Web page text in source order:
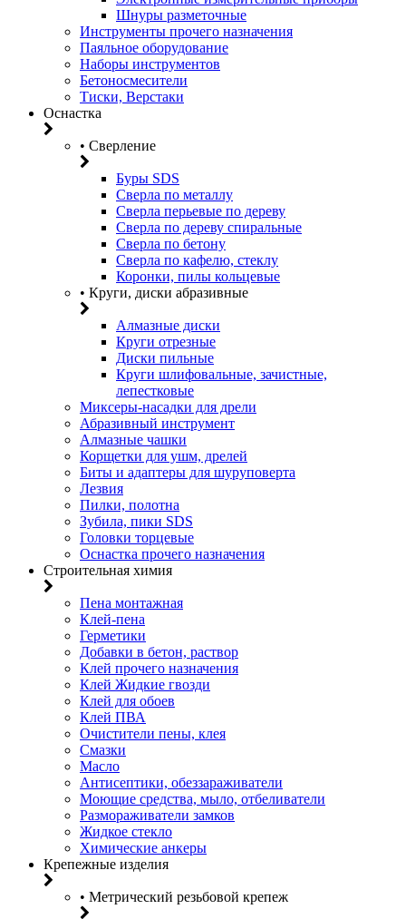
Шнуры разметочные
Инструменты прочего назначения
Паяльное оборудование
Наборы инструментов
Бетоносмесители
Тиски, Верстаки
Оснастка
• Сверление
Буры SDS
Сверла по металлу
Сверла перьевые по дереву
Сверла по дереву спиральные
Сверла по бетону
Сверла по кафелю, стеклу
Коронки, пилы кольцевые
• Круги, диски абразивные
Алмазные диски
Круги отрезные
Диски пильные
Круги шлифовальные, зачистные,
лепестковые
Миксеры-насадки для дрели
Абразивный инструмент
Алмазные чашки
Корщетки для ушм, дрелей
Биты и адаптеры для шуруповерта
Лезвия
Пилки, полотна
Зубила, пики SDS
Головки торцевые
Оснастка прочего назначения
Строительная химия
Пена монтажная
Клей-пена
Герметики
Добавки в бетон, раствор
Клей прочего назначения
Клей Жидкие гвозди
Клей для обоев
Клей ПВА
Очистители пены, клея
Смазки
Масло
Антисептики, обеззараживатели
Моющие средства, мыло, отбеливатели
Размораживатели замков
Жидкое стекло
Химические анкеры
Крепежные изделия
• Метрический резьбовой крепеж